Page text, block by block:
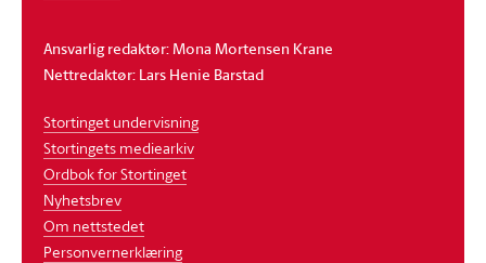
Ansvarlig redaktør: Mona Mortensen Krane
Nettredaktør: Lars Henie Barstad
Stortinget undervisning
Stortingets mediearkiv
Ordbok for Stortinget
Nyhetsbrev
Om nettstedet
Personvernerklæring